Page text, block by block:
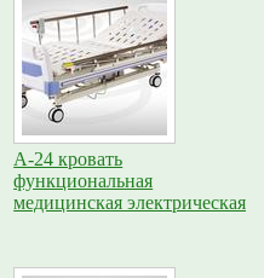
A-24 кровать
функциональная
медицинская электрическая